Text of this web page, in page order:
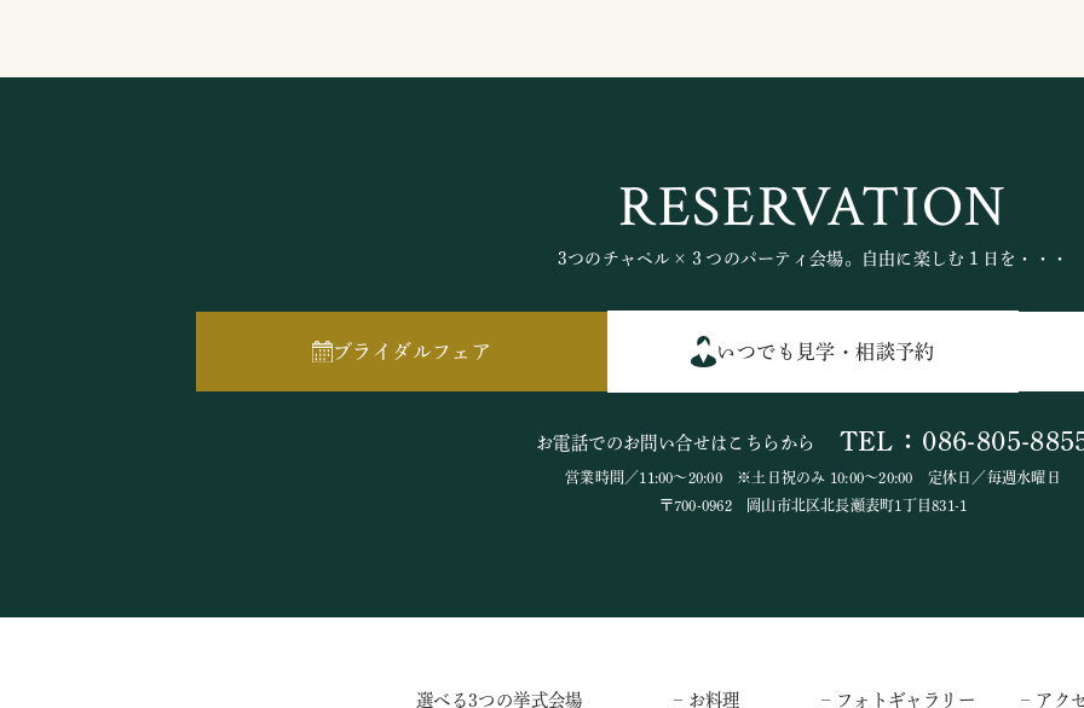
RESERVATION
3つのチャペル×３つのパーティ会場。自由に楽しむ１日を・・・
ブライダルフェア いつでも見学・相談予約
お電話でのお問い合せはこちらから TEL：086-805-
営業時間／11:00～20:00 ※土日祝のみ 10:00～20:00 定休日／毎週水曜日
〒700-0962 岡山市北区北長瀬表町1丁目831-1
選べる3つの挙式会場 – お料理 – フォトギャラリー – アク